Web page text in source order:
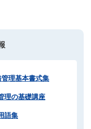
理基本書式集
理の基礎講座
語集